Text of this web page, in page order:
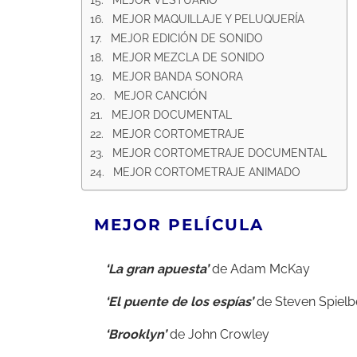
MEJOR MAQUILLAJE Y PELUQUERÍA
MEJOR EDICIÓN DE SONIDO
MEJOR MEZCLA DE SONIDO
MEJOR BANDA SONORA
MEJOR CANCIÓN
MEJOR DOCUMENTAL
MEJOR CORTOMETRAJE
MEJOR CORTOMETRAJE DOCUMENTAL
MEJOR CORTOMETRAJE ANIMADO
MEJOR PELÍCULA
‘La gran apuesta’de Adam McKay
‘El puente de los espías’de Steven
‘Brooklyn’de John Crowley